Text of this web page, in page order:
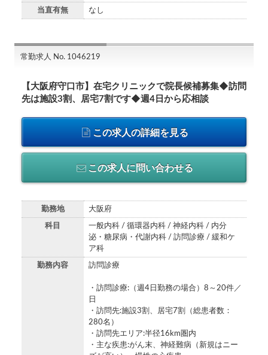
当直有無 なし
常勤求人 No. 1046219
【大阪府守口市】在宅クリニックで院長候補募集◆訪問
先は施設3割、居宅7割です◆週4日から応相談
この求人の詳細を見る
この求人に問い合わせる
勤務地 大阪府
科目
一般内科 / 循環器内科 / 神経内科 / 内分
泌・糖尿病・代謝内科 / 訪問診療 / 緩和ケ
ア科
勤務内容 訪問診療
・訪問診療:（週4日勤務の場合）8～20件／
日
・訪問先:施設3割、居宅7割（総患者数：
280名）
・訪問先エリア:半径16km圏内
・主な疾患:がん末、神経難病（新規はニー